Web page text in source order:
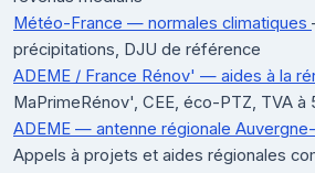
Météo-France — normales climatiques
précipitations, DJU de référence
ADEME / France Rénov' — aides à la
MaPrimeRénov', CEE, éco-PTZ, TVA à
ADEME — antenne régionale
Appels à projets et aides régionales